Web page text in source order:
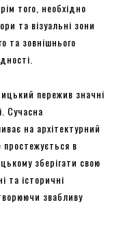
того, необхідно
та візуальні зони
та зовнішнього
пережив значні
Сучасна
на архітектурний
в
зберігати свою
та історичні
звабливу